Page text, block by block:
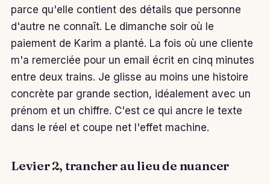
parce qu'elle contient des détails que personne
d'autre ne connaît. Le dimanche soir où le
paiement de Karim a planté. La fois où une cliente
m'a remerciée pour un email écrit en cinq minutes
entre deux trains. Je glisse au moins une histoire
concrète par grande section, idéalement avec un
prénom et un chiffre. C'est ce qui ancre le texte
dans le réel et coupe net l'effet machine.
Levier 2, trancher au lieu de nuancer